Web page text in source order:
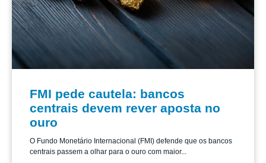
FMI pede cautela: bancos
centrais devem rever aposta no
ouro
O Fundo Monetário Internacional (FMI) defende que os bancos
centrais passem a olhar para o ouro com maior...